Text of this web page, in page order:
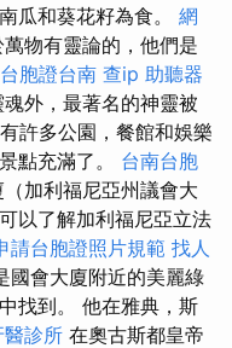
瓜和葵花籽為食。 網
物有靈論的，他們是
台胞證台南 查ip 助聽器
外，最著名的神靈被
許多公園，餐館和娛樂
點充滿了。 台南台胞
加利福尼亞州議會大
以了解加利福尼亞立法
請台胞證照片規範 找人
國會大廈附近的美麗綠
找到。 他在雅典，斯
醫診所 在奧古斯都皇帝